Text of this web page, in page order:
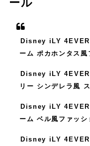
ール
Disney iLY
ーム ポカホンタス
Disney iLY
リー シンデレラ風
Disney iLY
ーム ベル風ファッ
Disney iLY